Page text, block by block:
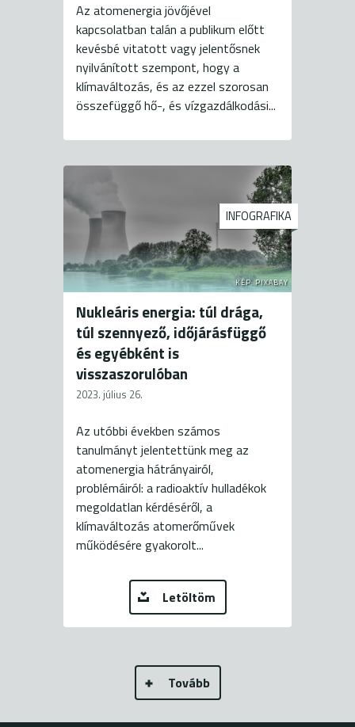
Az atomenergia jövőjével
kapcsolatban talán a publikum előtt
kevésbé vitatott vagy jelentősnek
nyilvánított szempont, hogy a
klímaváltozás, és az ezzel szorosan
összefüggő hő-, és vízgazdálkodási...
KÉP: PIXABAY
INFOGRAFIKA
Nukleáris energia: túl drága,
túl szennyező, időjárásfüggő
és egyébként is
visszaszorulóban
2023. július 26.
Az utóbbi években számos
tanulmányt jelentettünk meg az
atomenergia hátrányairól,
problémáiról: a radioaktív hulladékok
megoldatlan kérdéséről, a
klímaváltozás atomerőművek
működésére gyakorolt...
Letöltöm
Tovább